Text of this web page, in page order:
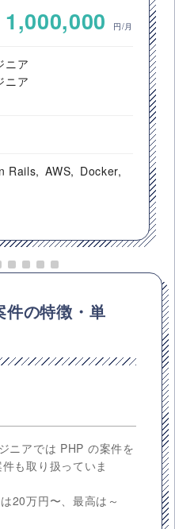
1,000,000 円/月
ニア
ニア
Rails AWS
Docker
件の特徴・単
ニアでは PHP の案件を
も取り扱っていま
20万円〜、最高は～